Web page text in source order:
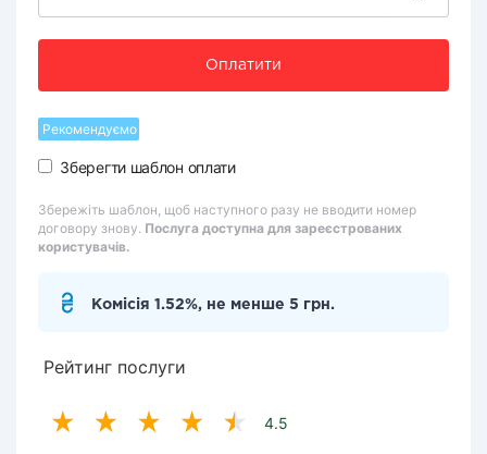
Оплатити
Рекомендуємо
Зберегти шаблон оплати
Збережіть шаблон, щоб наступного разу не вводити номер
договору знову. Послуга доступна для зареєстрованих
користувачів.
Комісія 1.52%, не менше 5 грн.
Рейтинг послуги
4.5